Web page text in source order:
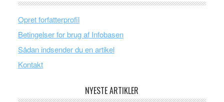
Opret forfatterprofil
Betingelser for brug af Infobasen
Sådan indsender du en artikel
Kontakt
NYESTE ARTIKLER